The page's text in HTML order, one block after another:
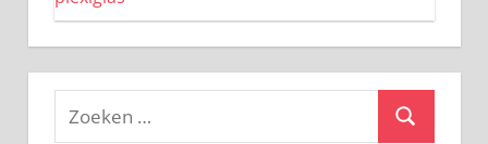
Zoeken
Zoeken